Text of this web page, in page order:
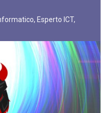
Esperto ICT,